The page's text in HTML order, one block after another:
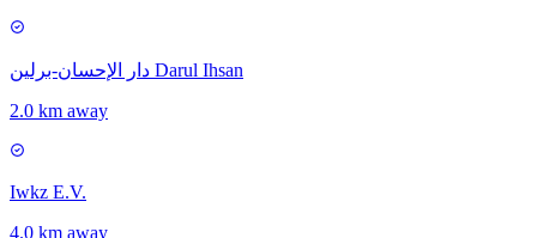
دار الإحسان-برلين Darul Ihsan
2.0 km away
Iwkz E.V.
4.0 km away